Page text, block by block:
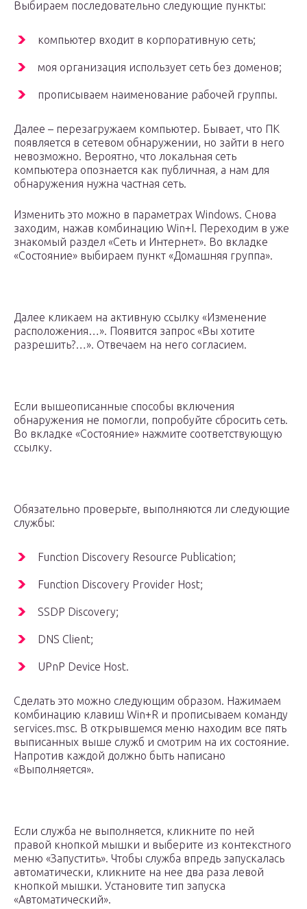
Выбираем последовательно следующие пункты:
компьютер входит в корпоративную сеть;
моя организация использует сеть без доменов;
прописываем наименование рабочей группы.
Далее – перезагружаем компьютер. Бывает, что ПК
появляется в сетевом обнаружении, но зайти в него
невозможно. Вероятно, что локальная сеть
компьютера опознается как публичная, а нам для
обнаружения нужна частная сеть.
Изменить это можно в параметрах Windows. Снова
заходим, нажав комбинацию Win+I. Переходим в уже
знакомый раздел «Сеть и Интернет». Во вкладке
«Состояние» выбираем пункт «Домашняя группа».
Далее кликаем на активную ссылку «Изменение
расположения…». Появится запрос «Вы хотите
разрешить?…». Отвечаем на него согласием.
Если вышеописанные способы включения
обнаружения не помогли, попробуйте сбросить сеть.
Во вкладке «Состояние» нажмите соответствующую
ссылку.
Обязательно проверьте, выполняются ли следующие
службы:
Function Discovery Resource Publication;
Function Discovery Provider Host;
SSDP Discovery;
DNS Client;
UPnP Device Host.
Сделать это можно следующим образом. Нажимаем
комбинацию клавиш Win+R и прописываем команду
services.msc. В открывшемся меню находим все пять
выписанных выше служб и смотрим на их состояние.
Напротив каждой должно быть написано
«Выполняется».
Если служба не выполняется, кликните по ней
правой кнопкой мышки и выберите из контекстного
меню «Запустить». Чтобы служба впредь запускалась
автоматически, кликните на нее два раза левой
кнопкой мышки. Установите тип запуска
«Автоматический».